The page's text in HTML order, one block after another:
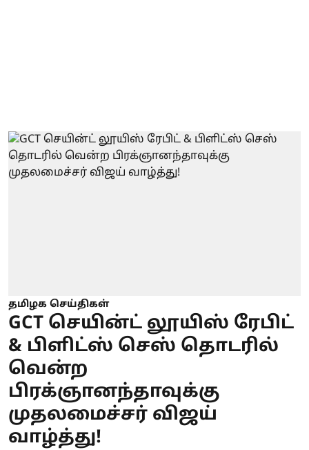
தமிழக செய்திகள்
GCT செயின்ட் லூயிஸ் ரேபிட்
& பிளிட்ஸ் செஸ் தொடரில்
வென்ற
பிரக்ஞானந்தாவுக்கு
முதலமைச்சர் விஜய்
வாழ்த்து!